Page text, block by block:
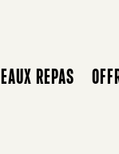
REPAS